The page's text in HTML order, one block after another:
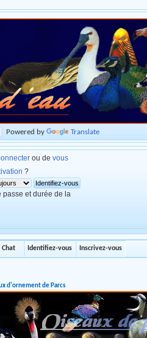
Powered by Translate
ou de vous
?
passe et durée de la
Chat Identifiez-vous Inscrivez-vous
d'ornement de Parcs